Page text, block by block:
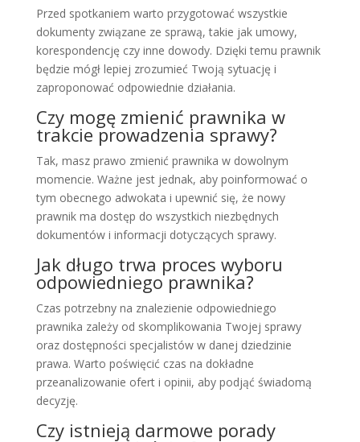
Przed spotkaniem warto przygotować wszystkie
dokumenty związane ze sprawą, takie jak umowy,
korespondencję czy inne dowody. Dzięki temu prawnik
będzie mógł lepiej zrozumieć Twoją sytuację i
zaproponować odpowiednie działania.
Czy mogę zmienić prawnika w
trakcie prowadzenia sprawy?
Tak, masz prawo zmienić prawnika w dowolnym
momencie. Ważne jest jednak, aby poinformować o
tym obecnego adwokata i upewnić się, że nowy
prawnik ma dostęp do wszystkich niezbędnych
dokumentów i informacji dotyczących sprawy.
Jak długo trwa proces wyboru
odpowiedniego prawnika?
Czas potrzebny na znalezienie odpowiedniego
prawnika zależy od skomplikowania Twojej sprawy
oraz dostępności specjalistów w danej dziedzinie
prawa. Warto poświęcić czas na dokładne
przeanalizowanie ofert i opinii, aby podjąć świadomą
decyzję.
Czy istnieją darmowe porady